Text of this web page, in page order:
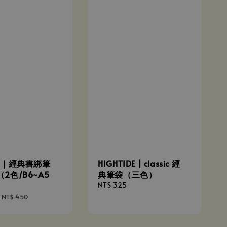
經典書綁筆
2色/B6~A5
Regular
NT$ 450
HIGHTIDE | classic 經
典筆袋（三色）
Regular
NT$ 325